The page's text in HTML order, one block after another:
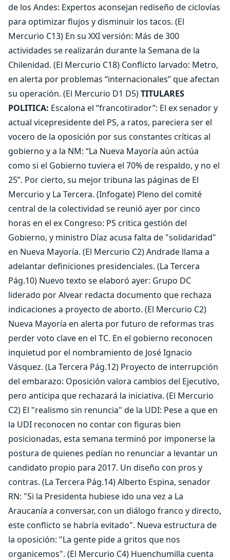
de los Andes: Expertos aconsejan rediseño de ciclovías
para optimizar flujos y disminuir los tacos. (El
Mercurio C13) En su XXI versión: Más de 300
actividades se realizarán durante la Semana de la
Chilenidad. (El Mercurio C18) Conflicto larvado: Metro,
en alerta por problemas “internacionales” que afectan
su operación. (El Mercurio D1 D5)TITULARES
POLITICA: Escalona el “francotirador”: El ex senador y
actual vicepresidente del PS, a ratos, pareciera ser el
vocero de la oposición por sus constantes críticas al
gobierno y a la NM: “La Nueva Mayoría aún actúa
como si el Gobierno tuviera el 70% de respaldo, y no el
25”. Por cierto, su mejor tribuna las páginas de El
Mercurio y La Tercera. (Infogate) Pleno del comité
central de la colectividad se reunió ayer por cinco
horas en el ex Congreso: PS critica gestión del
Gobierno, y ministro Díaz acusa falta de "solidaridad"
en Nueva Mayoría. (El Mercurio C2) Andrade llama a
adelantar definiciones presidenciales. (La Tercera
Pág.10) Nuevo texto se elaboró ayer: Grupo DC
liderado por Alvear redacta documento que rechaza
indicaciones a proyecto de aborto. (El Mercurio C2)
Nueva Mayoría en alerta por futuro de reformas tras
perder voto clave en el TC. En el gobierno reconocen
inquietud por el nombramiento de José Ignacio
Vásquez. (La Tercera Pág.12) Proyecto de interrupción
del embarazo: Oposición valora cambios del Ejecutivo,
pero anticipa que rechazará la iniciativa. (El Mercurio
C2) El "realismo sin renuncia" de la UDI: Pese a que en
la UDI reconocen no contar con figuras bien
posicionadas, esta semana terminó por imponerse la
postura de quienes pedían no renunciar a levantar un
candidato propio para 2017. Un diseño con pros y
contras. (La Tercera Pág.14) Alberto Espina, senador
RN: "Si la Presidenta hubiese ido una vez a La
Araucanía a conversar, con un diálogo franco y directo,
este conflicto se habría evitado". Nueva estructura de
la oposición: "La gente pide a gritos que nos
organicemos". (El Mercurio C4) Huenchumilla cuenta